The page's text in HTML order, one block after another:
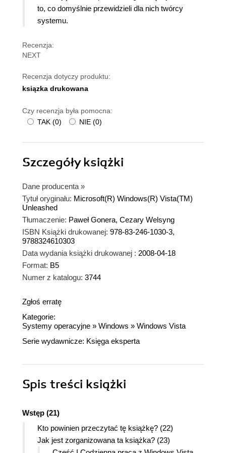
to, co domyślnie przewidzieli dla nich twórcy
systemu.
Recenzja:
NEXT
Recenzja dotyczy produktu:
ksiązka drukowana
Czy recenzja była pomocna:
TAK (0) NIE (0)
Szczegółyksiążki
Dane producenta »
Tytuł oryginału: Microsoft(R) Windows(R) Vista(TM)
Unleashed
Tłumaczenie: Paweł Gonera, Cezary Welsyng
ISBN Książki drukowanej: 978-83-246-1030-3,
9788324610303
Data wydania książki drukowanej : 2008-04-18
Format: B5
Numer z katalogu: 3744
Zgłoś erratę
Kategorie:
Systemy operacyjne » Windows » Windows Vista
Serie wydawnicze: Księga eksperta
Spis treści książki
Wstęp (21)
Kto powinien przeczytać tę książkę? (22)
Jak jest zorganizowana ta książka? (23)